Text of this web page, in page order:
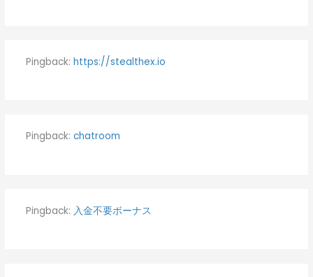
Pingback: https://stealthex.io
Pingback: chatroom
Pingback: 入金不要ボーナス